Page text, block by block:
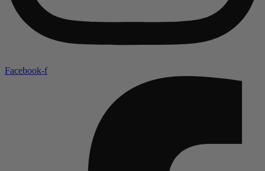
Facebook-f